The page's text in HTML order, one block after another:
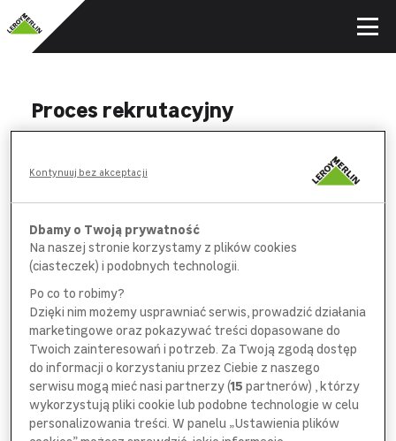
Proces rekrutacyjny
ankietę na wybranych stanowiskach
POROZMAWIAJ
z pracownikiem działu rekrutacji
SPOTKAJ SIĘ
z bezpośrednimprzełożonym
DOŁĄCZ
do najlepszej Ekipy
Dbamy o Twoją prywatność
Na naszej stronie korzystamy z plików cookies
(ciasteczek) i podobnych technologii.
Po co to robimy?
Dzięki nim możemy usprawniać serwis, prowadzić działania
marketingowe oraz pokazywać treści dopasowane do
Twoich zainteresowań i potrzeb. Za Twoją zgodą dostęp
do informacji o korzystaniu przez Ciebie z naszego
serwisu mogą mieć nasi partnerzy (15 partnerów) , którzy
wykorzystują pliki cookie lub podobne technologie w celu
personalizowania treści. W panelu „Ustawienia plików
Kontynuuj bez akceptacji